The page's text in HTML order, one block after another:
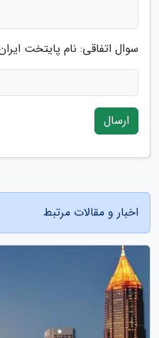
سوال اتفاقی: نام پایتخت
ارسال
اخبار و مقالات مرتبط